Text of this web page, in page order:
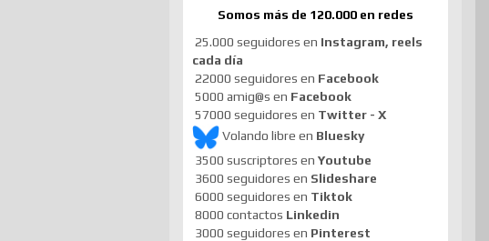
Somos más de 120.000 en redes
25.000 seguidores en Instagram, reels
cada día
22000 seguidores en Facebook
5000 amig@s en Facebook
57000 seguidores en Twitter - X
Volando libre en Bluesky
3500 suscriptores en Youtube
3600 seguidores en Slideshare
6000 seguidores en Tiktok
8000 contactos Linkedin
3000 seguidores en Pinterest